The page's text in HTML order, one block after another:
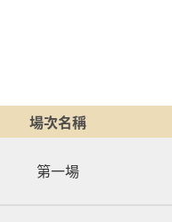
場次名稱
第一場